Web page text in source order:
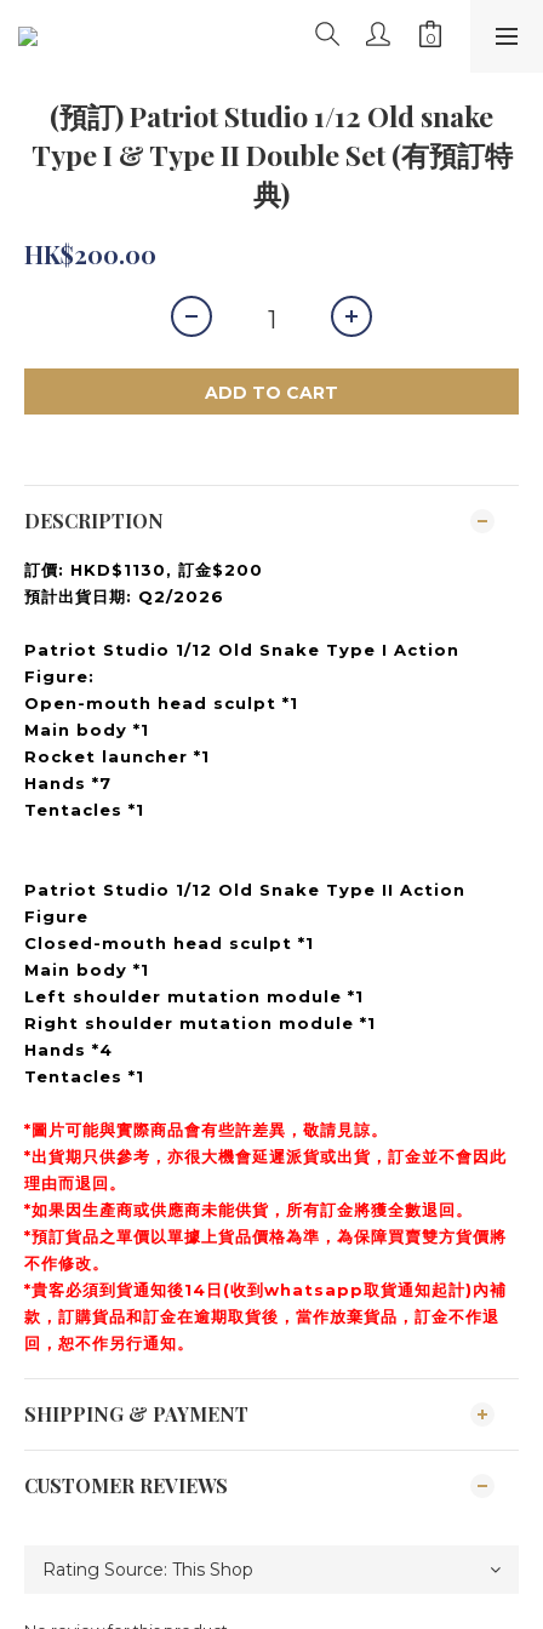
(預訂) Patriot Studio 1/12 Old snake
Type I & Type II Double Set (有預訂特
典)
HK$200.00
ADD TO CART
DESCRIPTION
訂價: HKD$1130, 訂金$200
預計出貨日期: Q2/2026
Patriot Studio 1/12 Old Snake Type I Action
Figure:
Open-mouth head sculpt *1
Main body *1
Rocket launcher *1
Hands *7
Tentacles *1
Patriot Studio 1/12 Old Snake Type II Action
Figure
Closed-mouth head sculpt *1
Main body *1
Left shoulder mutation module *1
Right shoulder mutation module *1
Hands *4
Tentacles *1
*圖片可能與實際商品會有些許差異，敬請見諒。
*出貨期只供參考，亦很大機會延遲派貨或出貨，訂金並不會因此
理由而退回。
*如果因生產商或供應商未能供貨，所有訂金將獲全數退回。
*預訂貨品之單價以單據上貨品價格為準，為保障買賣雙方貨價將
不作修改。
*貴客必須到貨通知後14日(收到whatsapp取貨通知起計)內補
款，訂購貨品和訂金在逾期取貨後，當作放棄貨品，訂金不作退
回，恕不作另行通知。
SHIPPING & PAYMENT
CUSTOMER REVIEWS